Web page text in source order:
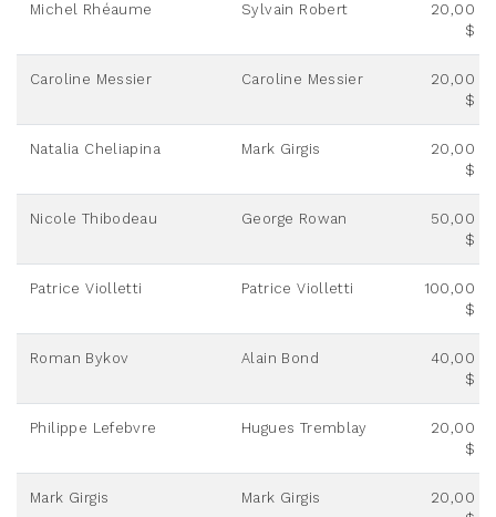
Michel Rhéaume Sylvain Robert
20,00
$
Caroline Messier Caroline Messier
20,00
$
Natalia Cheliapina Mark Girgis
20,00
$
Nicole Thibodeau George Rowan
50,00
$
Patrice Violletti Patrice Violletti
100,00
$
Roman Bykov Alain Bond
40,00
$
Philippe Lefebvre Hugues Tremblay
20,00
$
Mark Girgis Mark Girgis
20,00